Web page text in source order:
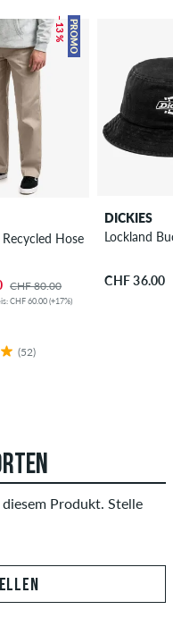
PROMO
– 13 %
Hose
CHF 80.00
CHF 60.00 (+17%)
(52)
DICKIES
Lockland
CHF 36.00
Produkt. Stelle